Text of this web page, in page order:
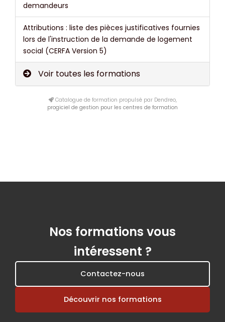
demandeurs
Attributions : liste des pièces justificatives fournies
lors de l'instruction de la demande de logement
social (CERFA Version 5)
Voir toutes les formations
Catalogue de formation propulsé par Dendreo,
progiciel de gestion pour les centres de formation
Nos formations vous
intéressent ?
Contactez-nous
Découvrir nos formations